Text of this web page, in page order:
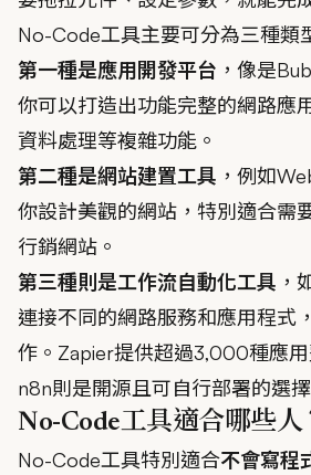
No-Code工具主要可分為三種類
第一種是應用開發平台 ，像是
你可以打造出功能完整的網路應
資料處理等複雜功能。
第二種是網站建置工具 ，例如
你設計美觀的網站，特別適合需
行銷網站。
第三種則是工作流自動化工具 ，
連接不同的網路服務和應用程式
作。Zapier提供超過3,000種應用
n8n則是開源且可自行部署的選擇
No-Code工具適合哪些人
No-Code工具特別適合不會寫程